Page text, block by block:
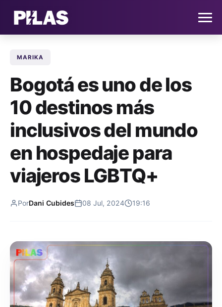
NOTICIAS
QUIÉNES SOMOS
CONTACTO
SUSCRÍBETE
MARIKA
Bogotá es uno de los
10 destinos más
inclusivos del mundo
en hospedaje para
viajeros LGBTQ+
PorDani Cubides 08 Jul, 2024 19:16